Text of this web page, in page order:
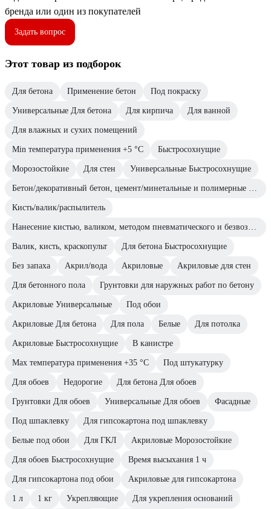
бренда или один из покупателей
Задать вопрос
Этот товар из подборок
Для бетона Применение бетон Под покраску
Универсальные Для бетона Для кирпича Для ванной
Для влажных и сухих помещений
Min температура применения +5 °С Быстросохнущие
Морозостойкие Для стен Универсальные Быстросохнущие
Кисть/валик/распылитель
Валик, кисть, краскопульт Для бетона Быстросохнущие
Без запаха Акрил/вода Акриловые Акриловые для стен
Для бетонного пола Грунтовки для наружных работ по бетону
Акриловые Универсальные Под обои
Акриловые Для бетона Для пола Белые Для потолка
Акриловые Быстросохнущие В канистре
Max температура применения +35 °С Под штукатурку
Для обоев Недорогие Для бетона Для обоев
Грунтовки Для обоев Универсальные Для обоев Фасадные
Под шпаклевку Для гипсокартона под шпаклевку
Белые под обои Для ГКЛ Акриловые Морозостойкие
Для обоев Быстросохнущие Время высыхания 1 ч
Для гипсокартона под обои Акриловые для гипсокартона
1 л 1 кг Укрепляющие Для укрепления оснований